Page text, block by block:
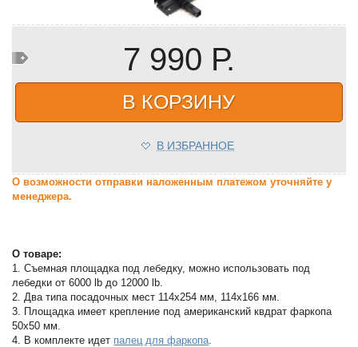
7 990 Р.
В КОРЗИНУ
В ИЗБРАННОЕ
О возможности отправки наложенным платежом уточняйте у
менеджера.
О товаре:
1. Съемная площадка под лебедку, можно использовать под
лебедки от 6000 lb до 12000 lb.
2. Два типа посадочных мест 114х254 мм, 114х166 мм.
3. Площадка имеет крепление под американский квдрат фаркопа
50х50 мм.
4. В комплекте идет палец для фаркопа